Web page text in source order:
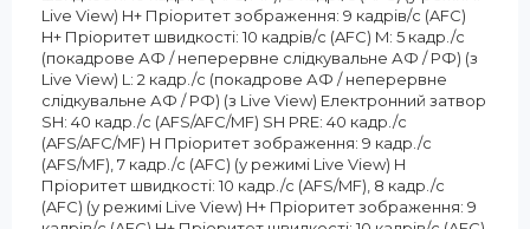
Live View) H+ Пріоритет зображення: 9 кадрів/с (AFC)
H+ Пріоритет швидкості: 10 кадрів/с (AFC) M: 5 кадр./с
(покадрове АФ / неперервне слідкувальне АФ / РФ) (з
Live View) L: 2 кадр./с (покадрове АФ / неперервне
слідкувальне АФ / РФ) (з Live View) Електронний затвор
SH: 40 кадр./с (AFS/AFC/MF) SH PRE: 40 кадр./с
(AFS/AFC/MF) H Пріоритет зображення: 9 кадр./с
(AFS/MF), 7 кадр./с (AFC) (у режимі Live View) H
Пріоритет швидкості: 10 кадр./с (AFS/MF), 8 кадр./с
(AFC) (у режимі Live View) H+ Пріоритет зображення: 9